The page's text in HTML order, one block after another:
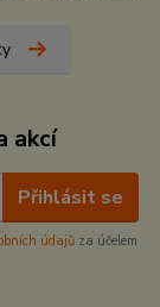
akcí
Přihlásit se
údajů za účelem